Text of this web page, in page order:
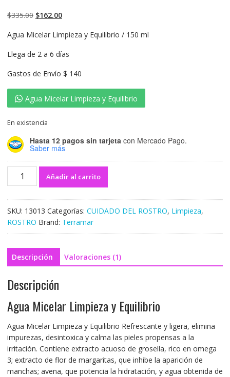
5 basado
en
$335.00 $162.00
Agua Micelar Limpieza y Equilibrio / 150 ml
Llega de 2 a 6 días
Gastos de Envío $ 140
Agua Micelar Limpieza y Equilibrio
En existencia
Hasta 12 pagos sin tarjeta con Mercado Pago.
Saber más
Añadir al carrito
SKU: 13013 Categorías: CUIDADO DEL ROSTRO, Limpieza,
ROSTRO Brand: Terramar
Descripción Valoraciones (1)
Descripción
Agua Micelar Limpieza y Equilibrio
Agua Micelar Limpieza y Equilibrio Refrescante y ligera, elimina
impurezas, desintoxica y calma las pieles propensas a la
irritación. Contiene extracto acuoso de grosella, rico en omega
3; extracto de flor de margaritas, que inhibe la aparición de
manchas; avena, que potencia la hidratación, y agua obtenida de